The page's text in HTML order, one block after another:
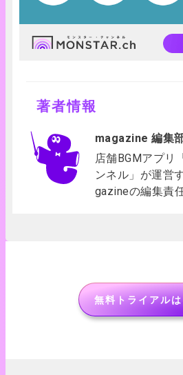
著者情報
magazine 編集
店舗BGMアプリ
ンネル」が運営
gazineの編集責任
無料トライアル